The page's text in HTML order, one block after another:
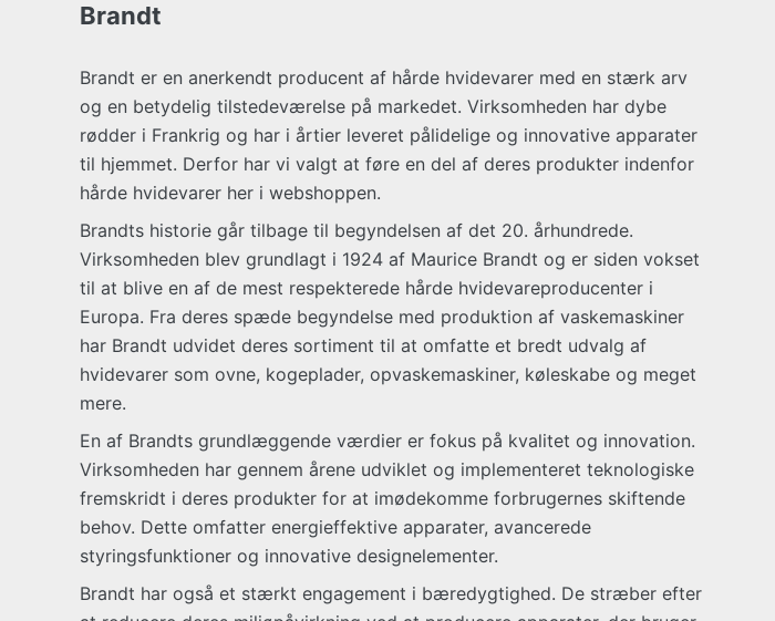
Brandt
Brandt er en anerkendt producent af hårde hvidevarer med en stærk arv
og en betydelig tilstedeværelse på markedet. Virksomheden har dybe
rødder i Frankrig og har i årtier leveret pålidelige og innovative apparater
til hjemmet. Derfor har vi valgt at føre en del af deres produkter indenfor
hårde hvidevarer her i webshoppen.
Brandts historie går tilbage til begyndelsen af det 20. århundrede.
Virksomheden blev grundlagt i 1924 af Maurice Brandt og er siden vokset
til at blive en af de mest respekterede hårde hvidevareproducenter i
Europa. Fra deres spæde begyndelse med produktion af vaskemaskiner
har Brandt udvidet deres sortiment til at omfatte et bredt udvalg af
hvidevarer som ovne, kogeplader, opvaskemaskiner, køleskabe og meget
mere.
En af Brandts grundlæggende værdier er fokus på kvalitet og innovation.
Virksomheden har gennem årene udviklet og implementeret teknologiske
fremskridt i deres produkter for at imødekomme forbrugernes skiftende
behov. Dette omfatter energieffektive apparater, avancerede
styringsfunktioner og innovative designelementer.
Brandt har også et stærkt engagement i bæredygtighed. De stræber efter